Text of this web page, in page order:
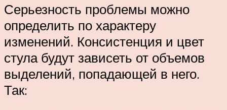
Серьезность проблемы можно
определить по характеру
изменений. Консистенция и цвет
стула будут зависеть от объемов
выделений, попадающей в него.
Так: